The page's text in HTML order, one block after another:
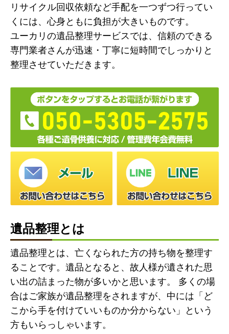
リサイクル回収依頼など手配を一つずつ行ってい
くには、心身ともに負担が大きいものです。
ユーカリの遺品整理サービスでは、信頼のできる
専門業者さんが迅速・丁寧に短時間でしっかりと
整理させていただきます。
遺品整理とは
遺品整理とは、亡くなられた方の持ち物を整理す
ることです。遺品となると、故人様が遺された思
い出の詰まった物が多いかと思います。 多くの場
合はご家族が遺品整理をされますが、中には「ど
こから手を付けていいものか分からない」という
方もいらっしゃいます。